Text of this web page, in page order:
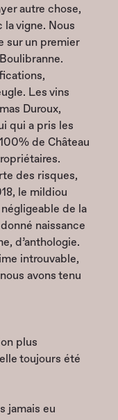
autre chose,
la vigne. Nous
sur un premier
Les vins
Duroux,
qui a pris les
de Château
des risques,
le mildiou
de la
naissance
d’anthologie.
introuvable,
avons tenu
plus
toujours été
jamais eu